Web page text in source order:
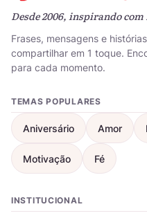
Desde 2006, inspirando
Frases, mensagens e
compartilhar em 1 toque.
para cada momento.
TEMAS POPULARES
Aniversário Amor
Motivação Fé
INSTITUCIONAL